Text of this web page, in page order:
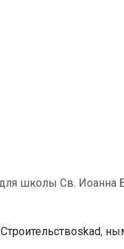
для школы Св.
СтроительствоTags
skad,